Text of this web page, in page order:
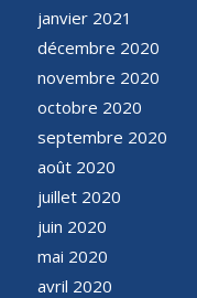
janvier 2021
décembre 2020
novembre 2020
octobre 2020
septembre 2020
août 2020
juillet 2020
juin 2020
mai 2020
avril 2020